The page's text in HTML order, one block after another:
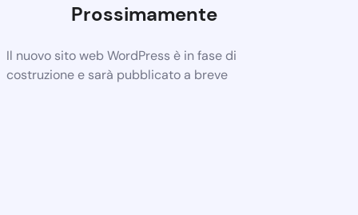
Prossimamente
Il nuovo sito web WordPress è in fase di
costruzione e sarà pubblicato a breve